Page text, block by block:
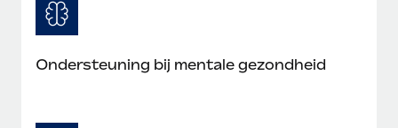
Ondersteuning bij mentale gezondheid